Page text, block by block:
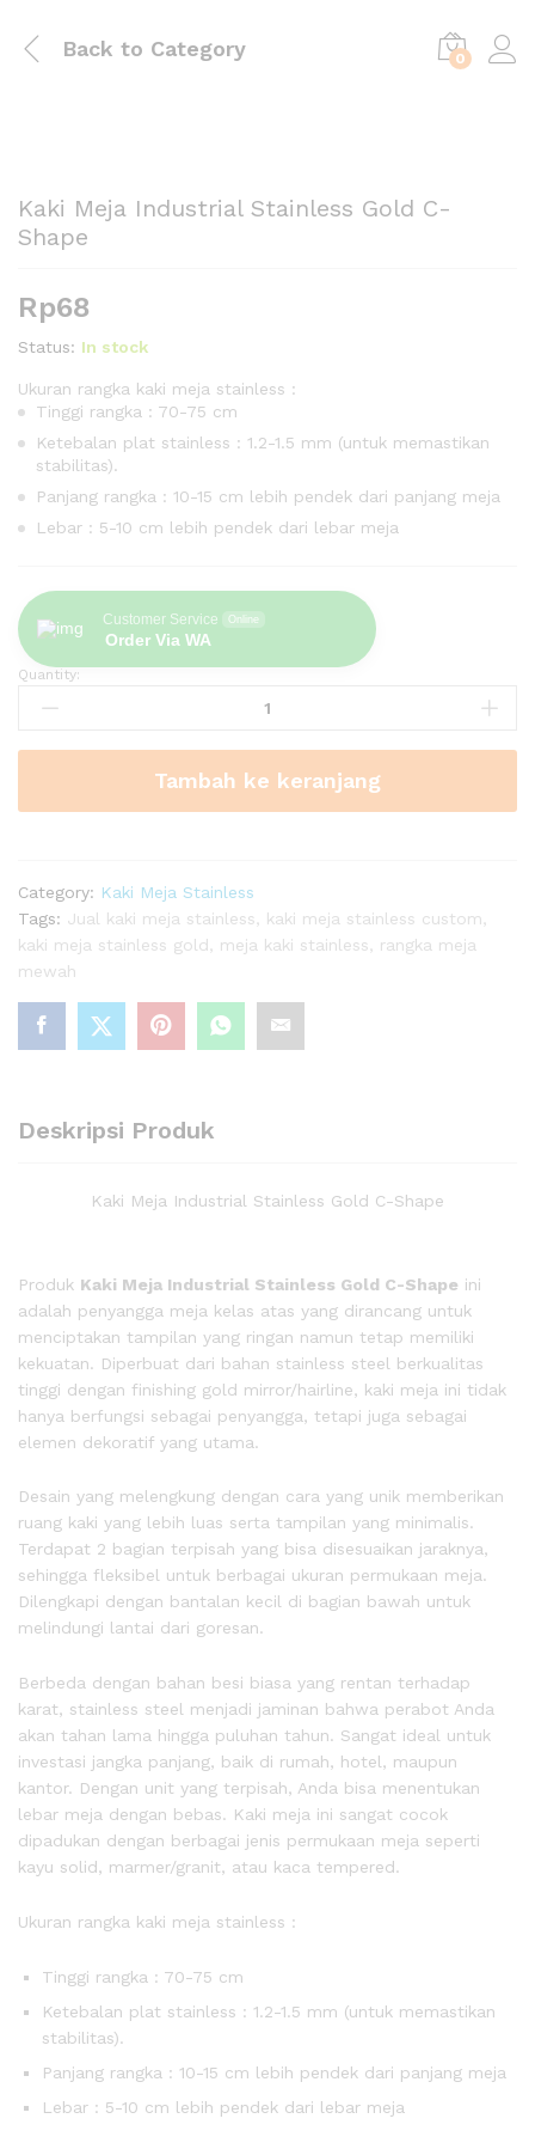
Back to Category 0
Kaki Meja Industrial Stainless Gold C-
Shape
Rp68
Status: In stock
Ukuran rangka kaki meja stainless :
Tinggi rangka : 70-75 cm
Ketebalan plat stainless : 1.2-1.5 mm (untuk memastikan
stabilitas).
Panjang rangka : 10-15 cm lebih pendek dari panjang meja
Lebar : 5-10 cm lebih pendek dari lebar meja
Customer Service Online
Order Via WA
Kaki
Meja
C-
Quantity:
Tambah ke keranjang
Category: Kaki Meja Stainless
Tags: Jual kaki meja stainless kaki meja stainless custom
kaki meja stainless gold
meja kaki stainless
rangka meja
mewah
Deskripsi Produk
Kaki Meja Industrial Stainless Gold C-Shape
Produk Kaki Meja Industrial Stainless Gold C-Shape ini
adalah penyangga meja kelas atas yang dirancang untuk
menciptakan tampilan yang ringan namun tetap memiliki
kekuatan. Diperbuat dari bahan stainless steel berkualitas
tinggi dengan finishing gold mirror/hairline, kaki meja ini tidak
hanya berfungsi sebagai penyangga, tetapi juga sebagai
elemen dekoratif yang utama.
Desain yang melengkung dengan cara yang unik memberikan
ruang kaki yang lebih luas serta tampilan yang minimalis.
Terdapat 2 bagian terpisah yang bisa disesuaikan jaraknya,
sehingga fleksibel untuk berbagai ukuran permukaan meja.
Dilengkapi dengan bantalan kecil di bagian bawah untuk
melindungi lantai dari goresan.
Berbeda dengan bahan besi biasa yang rentan terhadap
karat, stainless steel menjadi jaminan bahwa perabot Anda
akan tahan lama hingga puluhan tahun. Sangat ideal untuk
investasi jangka panjang, baik di rumah, hotel, maupun
kantor. Dengan unit yang terpisah, Anda bisa menentukan
lebar meja dengan bebas. Kaki meja ini sangat cocok
dipadukan dengan berbagai jenis permukaan meja seperti
kayu solid, marmer/granit, atau kaca tempered.
Ukuran rangka kaki meja stainless :
Tinggi rangka : 70-75 cm
Ketebalan plat stainless : 1.2-1.5 mm (untuk memastikan
stabilitas).
Panjang rangka : 10-15 cm lebih pendek dari panjang meja
Lebar : 5-10 cm lebih pendek dari lebar meja